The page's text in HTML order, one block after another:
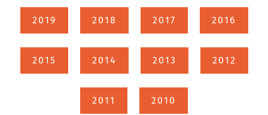
2019 2018 2017 2016
2015 2014 2013 2012
2011 2010